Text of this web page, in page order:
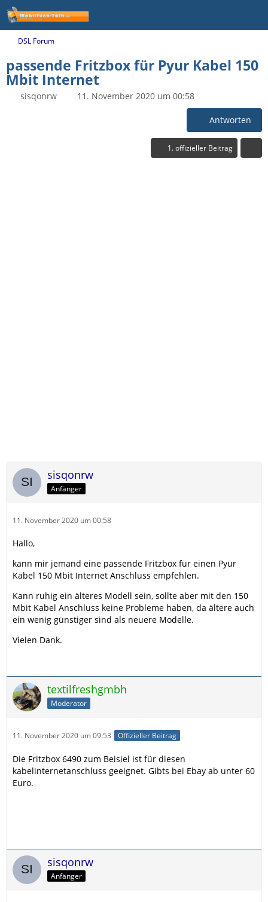
DSL Forum
passende Fritzbox für Pyur Kabel 150
Mbit Internet
sisqonrw 11. November 2020 um 00:58
Antworten
1. offizieller Beitrag
sisqonrw
Anfänger
11. November 2020 um 00:58
Hallo,
kann mir jemand eine passende Fritzbox für einen Pyur
Kabel 150 Mbit Internet Anschluss empfehlen.
Kann ruhig ein älteres Modell sein, sollte aber mit den 150
Mbit Kabel Anschluss keine Probleme haben, da ältere auch
ein wenig günstiger sind als neuere Modelle.
Vielen Dank.
textilfreshgmbh
Moderator
11. November 2020 um 09:53 Offizieller Beitrag
Die Fritzbox 6490 zum Beisiel ist für diesen
kabelinternetanschluss geeignet. Gibts bei Ebay ab unter 60
Euro.
sisqonrw
Anfänger